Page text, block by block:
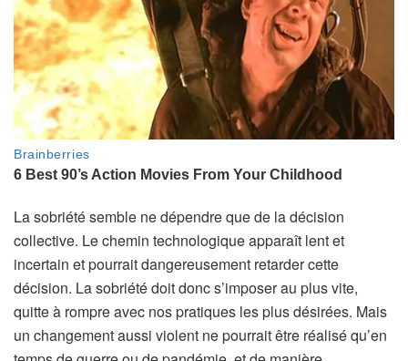
La sobriété semble ne dépendre que de la décision
collective. Le chemin technologique apparaît lent et
incertain et pourrait dangereusement retarder cette
décision. La sobriété doit donc s’imposer au plus vite,
quitte à rompre avec nos pratiques les plus désirées. Mais
un changement aussi violent ne pourrait être réalisé qu’en